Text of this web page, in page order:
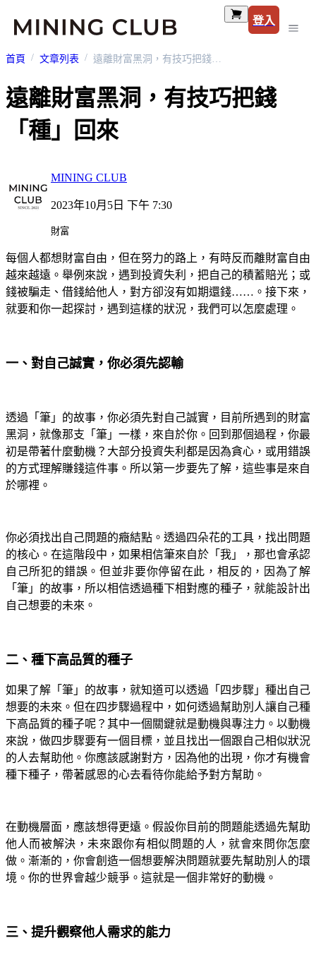
登入
首頁 文章列表 遠離財富黑洞，有技巧把錢「種」回來
遠離財富黑洞，有技巧把錢
「種」回來
MINING CLUB
2023年10月5日 下午 7:30
財富
每個人都想財富自由，但在努力的路上，有時反而離財富自由
越來越遠。舉例來說，遇到投資失利，把自己的積蓄賠光；或
錢被騙走、借錢給他人，對方卻沒有如期還錢……。接下來，
就要和你一起探討，遇到這樣的狀況，我們可以怎麼處理。
一、對自己誠實，你必須先認輸
透過「筆」的故事，你必須先對自己誠實，目前所遇到的財富
黑洞，就像那支「筆」一樣，來自於你。回到那個過程，你最
初是帶著什麼動機？大部分投資失利都是因為貪心，或用錯誤
的方式理解賺錢這件事。所以第一步要先了解，這些事是來自
於哪裡。
你必須找出自己問題的癥結點。透過四朵花的工具，找出問題
的核心。在這階段中，如果相信筆來自於「我」，那也會承認
自己所犯的錯誤。但並非要你停留在此，相反的，因為了解
「筆」的故事，所以相信透過種下相對應的種子，就能設計出
自己想要的未來。
二、種下高品質的種子
如果了解「筆」的故事，就知道可以透過「四步驟」種出自己
想要的未來。但在四步驟過程中，如何透過幫助別人讓自己種
下高品質的種子呢？其中一個關鍵就是動機與專注力。以動機
來說，做四步驟要有一個目標，並且找出一個跟自己相似狀況
的人去幫助他。你應該感謝對方，因為他的出現，你才有機會
種下種子，帶著感恩的心去看待你能給予對方幫助。
在動機層面，應該想得更遠。假設你目前的問題能透過先幫助
他人而被解決，未來跟你有相似問題的人，就會來問你怎麼
做。漸漸的，你會創造一個想要解決問題就要先幫助別人的環
境。你的世界會越少競爭。這就是一個非常好的動機。
三、提升觀察他人需求的能力